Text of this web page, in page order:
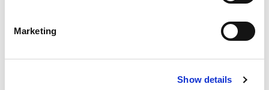
Marketing
Show details